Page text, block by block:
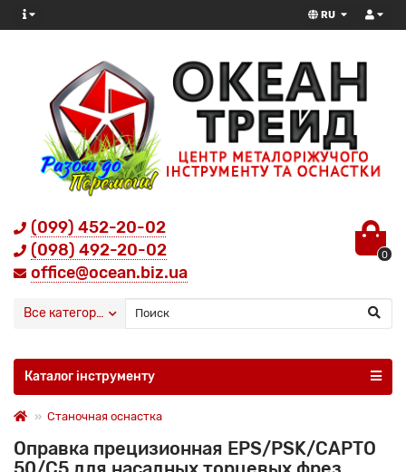
RU
(099) 452-20-02
(098) 492-20-02
office@ocean.biz.ua
0
Все категории
Каталог інструменту
Станочная оснастка
Оправка прецизионная EPS/PSK/CAPTO